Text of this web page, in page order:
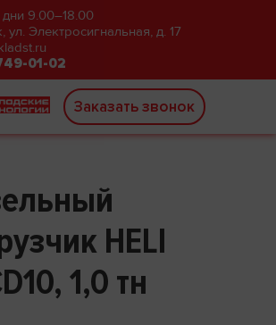
9.00–18.00
ул. Электросигнальная, д. 17
01-02
Заказать звонок
HELI
1,0 тн